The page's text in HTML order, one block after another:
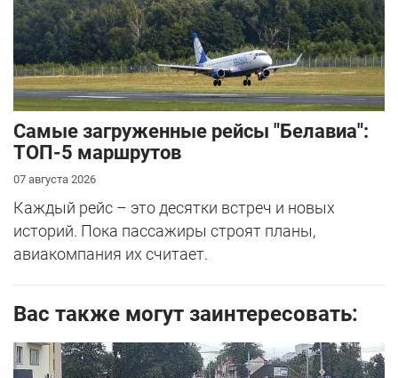
Самые загруженные рейсы "Белавиа":
ТОП-5 маршрутов
07 августа 2026
Каждый рейс – это десятки встреч и новых
историй. Пока пассажиры строят планы,
авиакомпания их считает.
Вас также могут заинтересовать: